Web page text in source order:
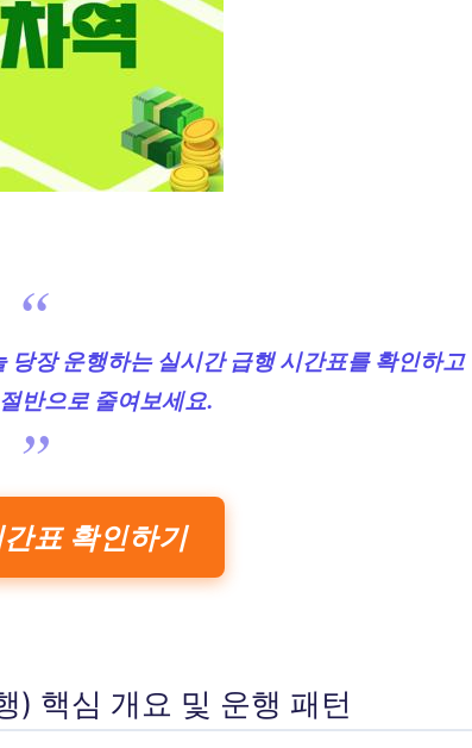
장 운행하는 실시간 급행 시간표를 확인하고
반으로 줄여보세요.
표 확인하기
) 핵심 개요 및 운행 패턴